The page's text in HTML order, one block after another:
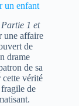
un enfant
1 et
une affaire
de
drame
de sa
vérité
de